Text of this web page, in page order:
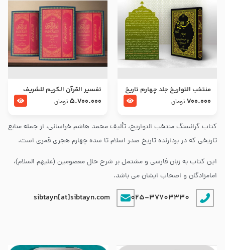
کتاب گرانسنگ منتخب التواريخ، تألیف محمد هاشم خراسانی، از جمله منابع
تاریخی که در بردارنده تاریخ صدر اسلام تا سده چهارم هجری قمری است.
این کتاب به زبان فارسی و مشتمل بر شرح حال معصومین (علیهم السلام)،
امامزادگان و اصحاب ایشان می باشد.
025-37703330
sibtayn[at]sibtayn.com
منتخب التواریخ جلد چهارم تاریخ
امام زین العابدین و امام محمد
700.000 تومان
تفسير القرآن الكريم للشريف
المرتضي قدس سرّه
5.700.000 تومان